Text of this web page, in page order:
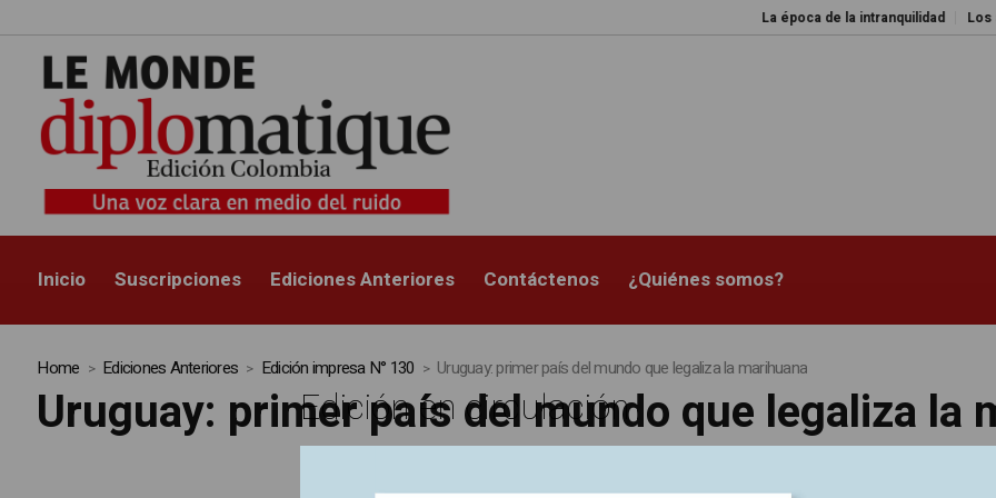
La época de la intranquilidad Los amos
Inicio Suscripciones Ediciones Anteriores Contáctenos ¿Quiénes somos?
Home Ediciones Anteriores Edición impresa N° 130 Uruguay: primer país del mundo que legaliza la marihuana
Uruguay: primer país del mundo que legaliza la
Edición en circulación